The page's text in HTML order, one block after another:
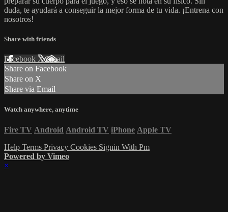
duda, te ayudará a conseguir la mejor forma de tu vida. ¡Entrena con
nosotros!
Share with friends
Facebook XEmail
Share on Facebook
Share on X
Share via Email
Watch anywhere, anytime
Fire TV Android Android TV iPhone Apple TV
Help Terms Privacy Cookies Signin With Pm
Powered by Vimeo
×